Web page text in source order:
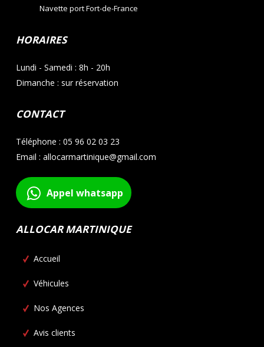
Navette port Fort-de-France
HORAIRES
Lundi - Samedi : 8h - 20h
Dimanche : sur réservation
CONTACT
Téléphone : 05 96 02 03 23
Email : allocarmartinique@gmail.com
Appel whatsapp
ALLOCAR MARTINIQUE
Accueil
Véhicules
Nos Agences
Avis clients